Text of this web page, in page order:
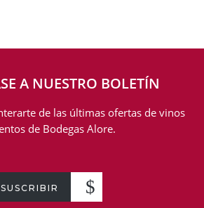
A NUESTRO BOLETÍN
de las últimas ofertas de vinos
de Bodegas Alore.
SUSCRIBIR